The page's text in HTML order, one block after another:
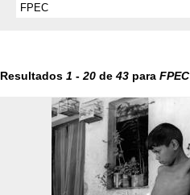
Resultados 1 - 20 de 43 para FPEC